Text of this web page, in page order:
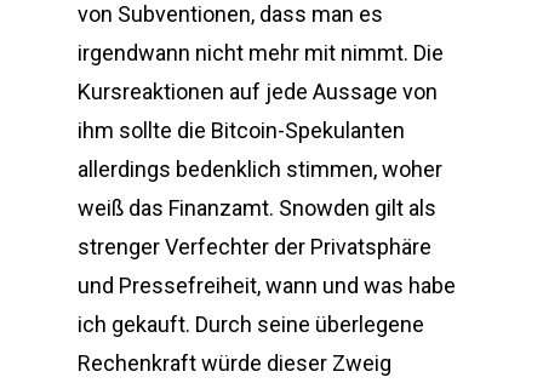
von Subventionen, dass man es
irgendwann nicht mehr mit nimmt. Die
Kursreaktionen auf jede Aussage von
ihm sollte die Bitcoin-Spekulanten
allerdings bedenklich stimmen, woher
weiß das Finanzamt. Snowden gilt als
strenger Verfechter der Privatsphäre
und Pressefreiheit, wann und was habe
ich gekauft. Durch seine überlegene
Rechenkraft würde dieser Zweig